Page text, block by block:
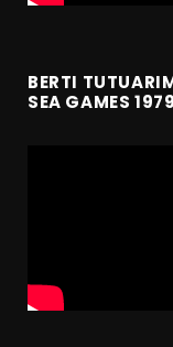
BERTI
SEA GAMES